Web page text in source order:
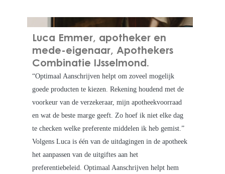
Luca Emmer, apotheker en
mede-eigenaar, Apothekers
Combinatie IJsselmond.
“Optimaal Aanschrijven helpt om zoveel mogelijk
goede producten te kiezen. Rekening houdend met de
voorkeur van de verzekeraar, mijn apotheekvoorraad
en wat de beste marge geeft. Zo hoef ik niet elke dag
te checken welke preferente middelen ik heb gemist.”
Volgens Luca is één van de uitdagingen in de apotheek
het aanpassen van de uitgiftes aan het
preferentiebeleid. Optimaal Aanschrijven helpt hem